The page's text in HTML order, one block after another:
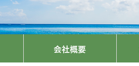
会社概要